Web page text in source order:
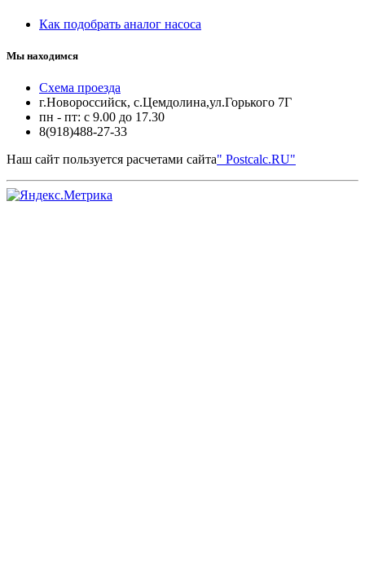
Как подобрать аналог насоса
Мы находимся
Схема проезда
г.Новороссийск, с.Цемдолина,ул.Горького 7Г
пн - пт: с 9.00 до 17.30
8(918)488-27-33
Наш сайт пользуется расчетами сайта" Postcalc.RU"